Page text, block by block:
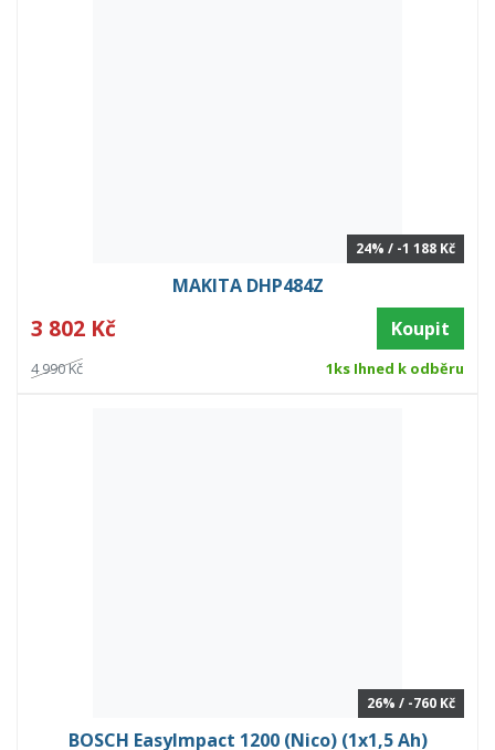
24% / -1 188 Kč
MAKITA DHP484Z
3 802 Kč Koupit
4 990 Kč 1ks Ihned k odběru
26% / -760 Kč
BOSCH EasyImpact 1200 (Nico) (1x1,5 Ah)